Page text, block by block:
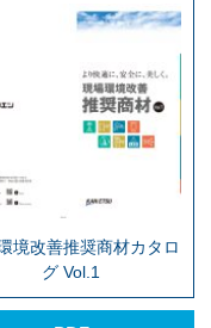
境改善推奨商材カタロ
グ Vol.1